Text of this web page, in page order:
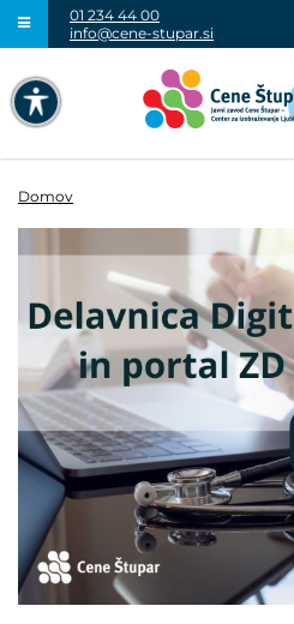
NAVIGACIJA PREKO TIPKOVNICE
VISOK KONTRAST
SIVINE
POVEČAJ PISAVO
POMANJŠAJ PISAVO
01 234 44 00
info@cene-stupar.si
Domov